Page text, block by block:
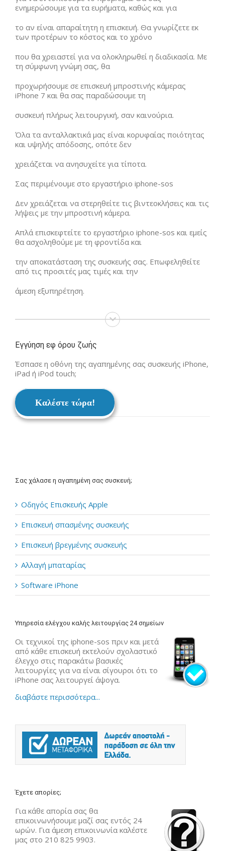
ενημερώσουμε για τα ευρήματα, καθώς και για
το αν είναι απαραίτητη η επισκευή. Θα γνωρίζετε εκ
των προτέρων το κόστος και το χρόνο
που θα χρειαστεί για να ολοκληρωθεί η διαδικασία. Με
τη σύμφωνη γνώμη σας, θα
προχωρήσουμε σε επισκευή μπροστινής κάμερας
iPhone 7 και θα σας παραδώσουμε τη
συσκευή πλήρως λειτουργική, σαν καινούρια.
Όλα τα ανταλλακτικά μας είναι κορυφαίας ποιότητας
και υψηλής απόδοσης, οπότε δεν
χρειάζεται να ανησυχείτε για τίποτα.
Σας περιμένουμε στο εργαστήριο iphone-sos
Δεν χρειάζεται να στερηθείτε τις βιντεοκλήσεις και τις
λήψεις με την μπροστινή κάμερα.
Απλά επισκεφτείτε το εργαστήριο iphone-sos και εμείς
θα ασχοληθούμε με τη φροντίδα και
την αποκατάσταση της συσκευής σας. Επωφεληθείτε
από τις προσιτές μας τιμές και την
άμεση εξυπηρέτηση.
Εγγύηση εφ όρου ζωής
Έσπασε η οθόνη της αγαπημένης σας συσκευής iPhone,
iPad ή iPod touch;
Καλέστε τώρα!
Σας χάλασε η αγαπημένη σας συσκευή;
Οδηγός Επισκευής Apple
Επισκευή σπασμένης συσκευής
Επισκευή βρεγμένης συσκευής
Αλλαγή μπαταρίας
Software iPhone
Υπηρεσία ελέγχου καλής λειτουργίας 24 σημείων
Οι τεχνικοί της iphone-sos πριν και μετά
από κάθε επισκευή εκτελούν σχολαστικό
έλεγχο στις παρακάτω βασικές
λειτουργίες για να είναι σίγουροι ότι το
iPhone σας λειτουργεί άψογα.
διαβάστε περισσότερα...
Έχετε απορίες;
Για κάθε απορία σας θα
επικοινωνήσουμε μαζί σας εντός 24
ωρών. Για άμεση επικοινωνία καλέστε
μας στο 210 825 9903.